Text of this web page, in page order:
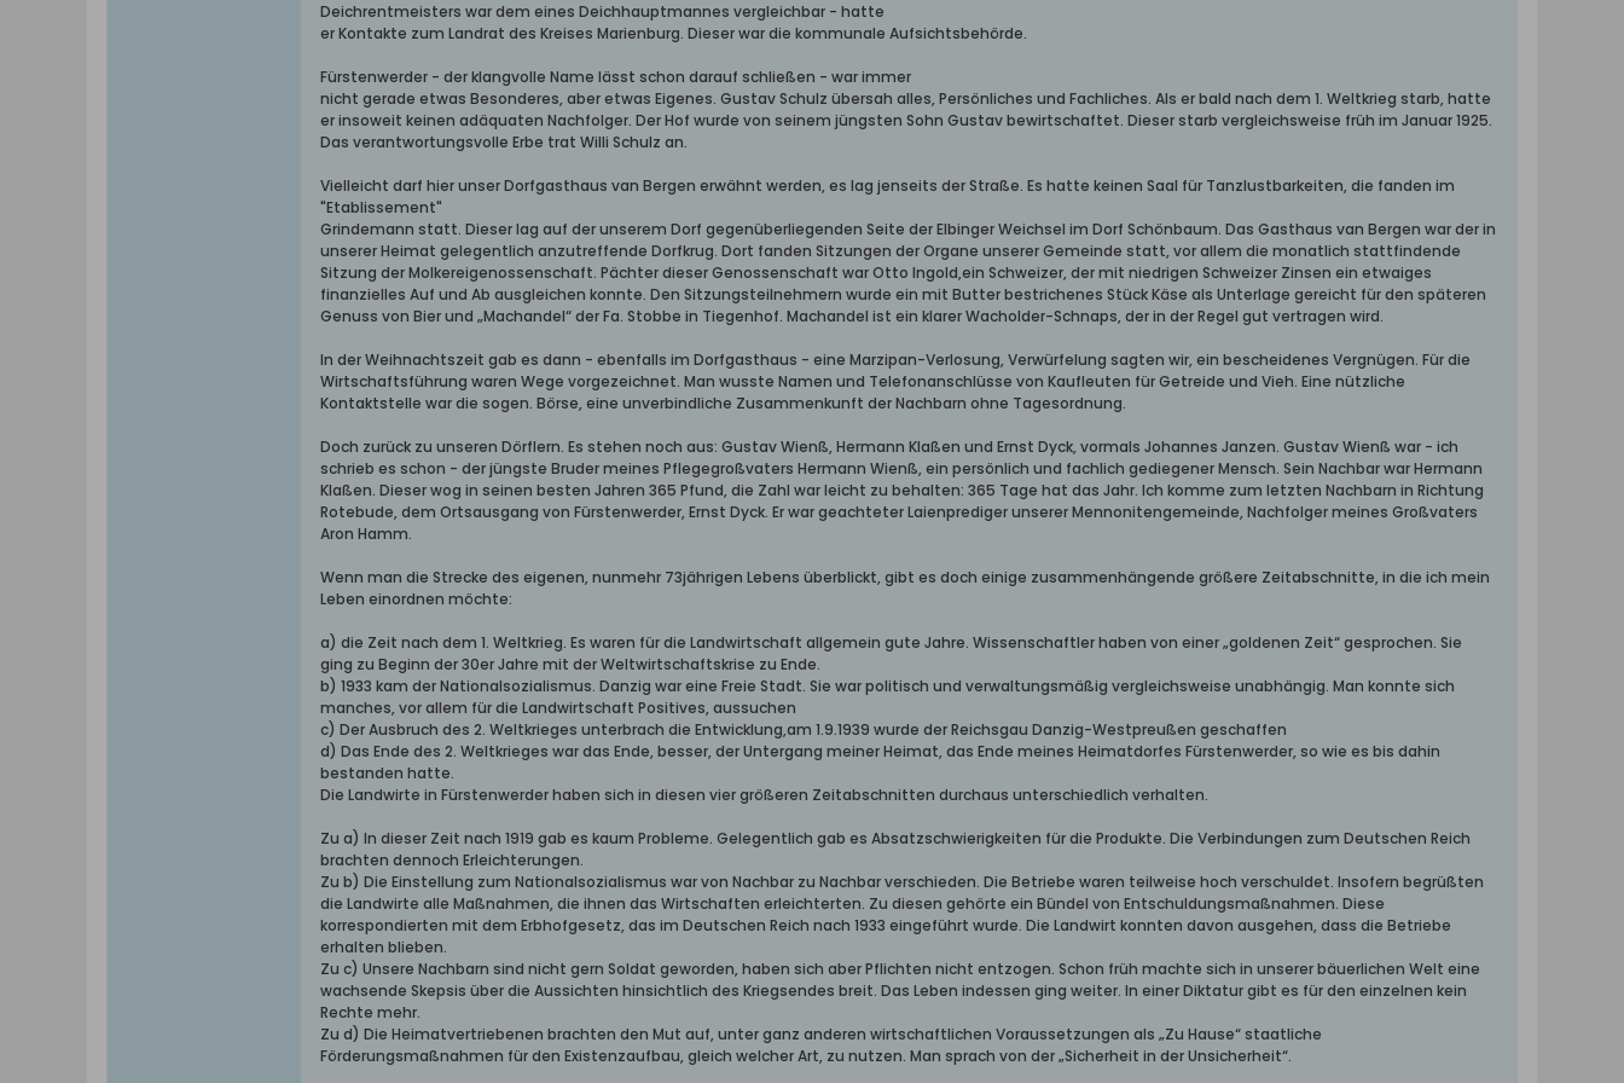
Deichrentmeisters war dem eines Deichhauptmannes vergleichbar - hatte
er Kontakte zum Landrat des Kreises Marienburg. Dieser war die kommunale Aufsichtsbehörde.
Fürstenwerder - der klangvolle Name lässt schon darauf schließen - war immer
nicht gerade etwas Besonderes, aber etwas Eigenes. Gustav Schulz übersah alles, Persönliches und Fachliches. Als er bald nach dem 1. Weltkrieg starb, hatte
er insoweit keinen adäquaten Nachfolger. Der Hof wurde von seinem jüngsten Sohn Gustav bewirtschaftet. Dieser starb vergleichsweise früh im Januar 1925.
Das verantwortungsvolle Erbe trat Willi Schulz an.
Vielleicht darf hier unser Dorfgasthaus van Bergen erwähnt werden, es lag jenseits der Straße. Es hatte keinen Saal für Tanzlustbarkeiten, die fanden im
"Etablissement"
Grindemann statt. Dieser lag auf der unserem Dorf gegenüberliegenden Seite der Elbinger Weichsel im Dorf Schönbaum. Das Gasthaus van Bergen war der in
unserer Heimat gelegentlich anzutreffende Dorfkrug. Dort fanden Sitzungen der Organe unserer Gemeinde statt, vor allem die monatlich stattfindende
Sitzung der Molkereigenossenschaft. Pächter dieser Genossenschaft war Otto Ingold,ein Schweizer, der mit niedrigen Schweizer Zinsen ein etwaiges
finanzielles Auf und Ab ausgleichen konnte. Den Sitzungsteilnehmern wurde ein mit Butter bestrichenes Stück Käse als Unterlage gereicht für den späteren
Genuss von Bier und „Machandel“ der Fa. Stobbe in Tiegenhof. Machandel ist ein klarer Wacholder-Schnaps, der in der Regel gut vertragen wird.
In der Weihnachtszeit gab es dann - ebenfalls im Dorfgasthaus - eine Marzipan-Verlosung, Verwürfelung sagten wir, ein bescheidenes Vergnügen. Für die
Wirtschaftsführung waren Wege vorgezeichnet. Man wusste Namen und Telefonanschlüsse von Kaufleuten für Getreide und Vieh. Eine nützliche
Kontaktstelle war die sogen. Börse, eine unverbindliche Zusammenkunft der Nachbarn ohne Tagesordnung.
Doch zurück zu unseren Dörflern. Es stehen noch aus: Gustav Wienß, Hermann Klaßen und Ernst Dyck, vormals Johannes Janzen. Gustav Wienß war - ich
schrieb es schon - der jüngste Bruder meines Pflegegroßvaters Hermann Wienß, ein persönlich und fachlich gediegener Mensch. Sein Nachbar war Hermann
Klaßen. Dieser wog in seinen besten Jahren 365 Pfund, die Zahl war leicht zu behalten: 365 Tage hat das Jahr. Ich komme zum letzten Nachbarn in Richtung
Rotebude, dem Ortsausgang von Fürstenwerder, Ernst Dyck. Er war geachteter Laienprediger unserer Mennonitengemeinde, Nachfolger meines Großvaters
Aron Hamm.
Wenn man die Strecke des eigenen, nunmehr 73jährigen Lebens überblickt, gibt es doch einige zusammenhängende größere Zeitabschnitte, in die ich mein
Leben einordnen möchte:
a) die Zeit nach dem 1. Weltkrieg. Es waren für die Landwirtschaft allgemein gute Jahre. Wissenschaftler haben von einer „goldenen Zeit“ gesprochen. Sie
ging zu Beginn der 30er Jahre mit der Weltwirtschaftskrise zu Ende.
b) 1933 kam der Nationalsozialismus. Danzig war eine Freie Stadt. Sie war politisch und verwaltungsmäßig vergleichsweise unabhängig. Man konnte sich
manches, vor allem für die Landwirtschaft Positives, aussuchen
c) Der Ausbruch des 2. Weltkrieges unterbrach die Entwicklung,am 1.9.1939 wurde der Reichsgau Danzig-Westpreußen geschaffen
d) Das Ende des 2. Weltkrieges war das Ende, besser, der Untergang meiner Heimat, das Ende meines Heimatdorfes Fürstenwerder, so wie es bis dahin
bestanden hatte.
Die Landwirte in Fürstenwerder haben sich in diesen vier größeren Zeitabschnitten durchaus unterschiedlich verhalten.
Zu a) In dieser Zeit nach 1919 gab es kaum Probleme. Gelegentlich gab es Absatzschwierigkeiten für die Produkte. Die Verbindungen zum Deutschen Reich
brachten dennoch Erleichterungen.
Zu b) Die Einstellung zum Nationalsozialismus war von Nachbar zu Nachbar verschieden. Die Betriebe waren teilweise hoch verschuldet. Insofern begrüßten
die Landwirte alle Maßnahmen, die ihnen das Wirtschaften erleichterten. Zu diesen gehörte ein Bündel von Entschuldungsmaßnahmen. Diese
korrespondierten mit dem Erbhofgesetz, das im Deutschen Reich nach 1933 eingeführt wurde. Die Landwirt konnten davon ausgehen, dass die Betriebe
erhalten blieben.
Zu c) Unsere Nachbarn sind nicht gern Soldat geworden, haben sich aber Pflichten nicht entzogen. Schon früh machte sich in unserer bäuerlichen Welt eine
wachsende Skepsis über die Aussichten hinsichtlich des Kriegsendes breit. Das Leben indessen ging weiter. In einer Diktatur gibt es für den einzelnen kein
Rechte mehr.
Zu d) Die Heimatvertriebenen brachten den Mut auf, unter ganz anderen wirtschaftlichen Voraussetzungen als „Zu Hause“ staatliche
Förderungsmaßnahmen für den Existenzaufbau, gleich welcher Art, zu nutzen. Man sprach von der „Sicherheit in der Unsicherheit“.